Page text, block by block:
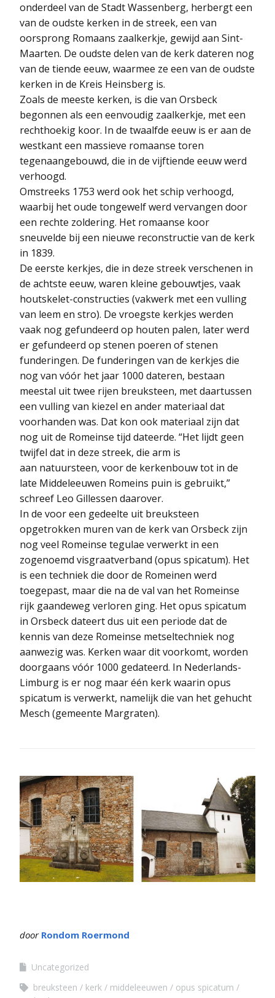
onderdeel van de Stadt Wassenberg, herbergt een
van de oudste kerken in de streek, een van
oorsprong Romaans zaalkerkje, gewijd aan Sint-
Maarten. De oudste delen van de kerk dateren nog
van de tiende eeuw, waarmee ze een van de oudste
kerken in de Kreis Heinsberg is.
Zoals de meeste kerken, is die van Orsbeck
begonnen als een eenvoudig zaalkerkje, met een
rechthoekig koor. In de twaalfde eeuw is er aan de
westkant een massieve romaanse toren
tegenaangebouwd, die in de vijftiende eeuw werd
verhoogd.
Omstreeks 1753 werd ook het schip verhoogd,
waarbij het oude tongewelf werd vervangen door
een rechte zoldering. Het romaanse koor
sneuvelde bij een nieuwe reconstructie van de kerk
in 1839.
De eerste kerkjes, die in deze streek verschenen in
de achtste eeuw, waren kleine gebouwtjes, vaak
houtskelet-constructies (vakwerk met een vulling
van leem en stro). De vroegste kerkjes werden
vaak nog gefundeerd op houten palen, later werd
er gefundeerd op stenen poeren of stenen
funderingen. De funderingen van de kerkjes die
nog van vóór het jaar 1000 dateren, bestaan
meestal uit twee rijen breuksteen, met daartussen
een vulling van kiezel en ander materiaal dat
voorhanden was. Dat kon ook materiaal zijn dat
nog uit de Romeinse tijd dateerde. “Het lijdt geen
twijfel dat in deze streek, die arm is
aan natuursteen, voor de kerkenbouw tot in de
late Middeleeuwen Romeins puin is gebruikt,”
schreef Leo Gillessen daarover.
In de voor een gedeelte uit breuksteen
opgetrokken muren van de kerk van Orsbeck zijn
nog veel Romeinse tegulae verwerkt in een
zogenoemd visgraatverband (opus spicatum). Het
is een techniek die door de Romeinen werd
toegepast, maar die na de val van het Romeinse
rijk gaandeweg verloren ging. Het opus spicatum
in Orsbeck dateert dus uit een periode dat de
kennis van deze Romeinse metseltechniek nog
aanwezig was. Kerken waar dit voorkomt, worden
doorgaans vóór 1000 gedateerd. In Nederlands-
Limburg is er nog maar één kerk waarin opus
spicatum is verwerkt, namelijk die van het gehucht
Mesch (gemeente Margraten).
door Rondom Roermond
Uncategorized
breuksteen
kerk middeleeuwen
opus spicatum